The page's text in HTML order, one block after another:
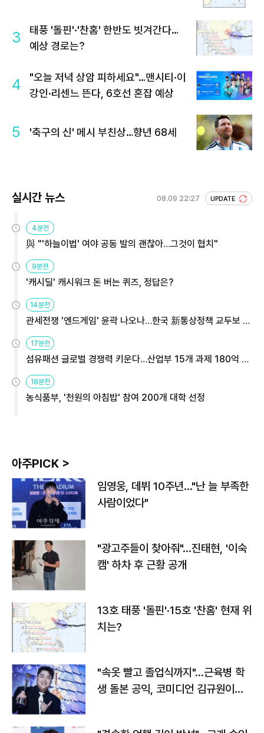
3
태풍 '돌핀'·'찬홈' 한반도 빗겨간다…
예상 경로는?
4
"오늘 저녁 상암 피하세요"…맨시티·이
강인·리센느 뜬다, 6호선 혼잡 예상
5 '축구의 신' 메시 부친상…향년 68세
실시간 뉴스 08.09 22:27 UPDATE
4분전
與 "'하늘이법' 여야 공동 발의 괜찮아…그것이 협치"
9분전
'캐시딜' 캐시워크 돈 버는 퀴즈, 정답은?
14분전
관세전쟁 '엔드게임' 윤곽 나오나…한국 新통상정책 교두보 활
용해야
17분전
섬유패션 글로벌 경쟁력 키운다…산업부 15개 과제 180억 지
원
18분전
농식품부, '천원의 아침밥' 참여 200개 대학 선정
아주PICK >
임영웅, 데뷔 10주년…"난 늘 부족한
사람이었다"
"광고주들이 찾아줘"…진태현, '이숙
캠' 하차 후 근황 공개
13호 태풍 '돌핀'·15호 '찬홈' 현재 위
치는?
"속옷 빨고 졸업식까지"…근육병 학
생 돌본 공익, 코미디언 김규원이었